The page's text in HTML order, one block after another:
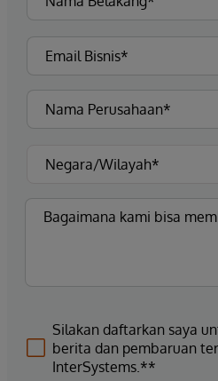
Silakan daftarkan saya
berita dan pembaruan
InterSystems.**